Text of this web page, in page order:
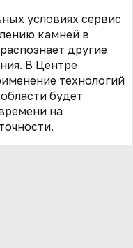
условиях сервис
камней в
другие
В Центре
технологий
будет
на